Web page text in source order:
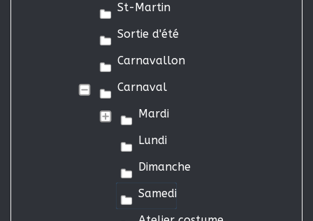
St-Martin
Sortie d'été
Carnavallon
Carnaval
Mardi
Lundi
Dimanche
Samedi